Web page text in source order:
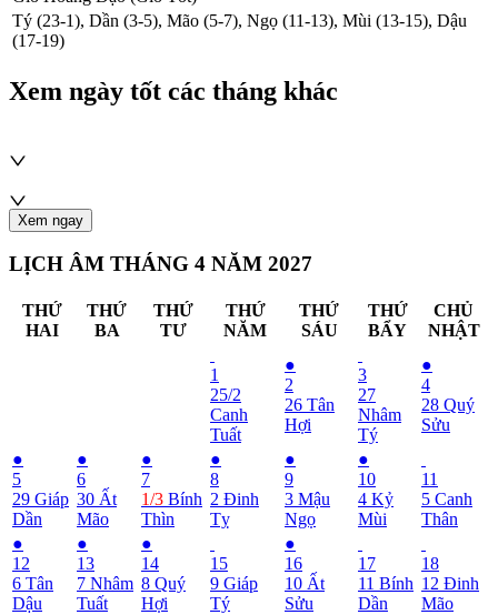
Tý (23-1), Dần (3-5), Mão (5-7), Ngọ (11-13), Mùi (13-15), Dậu
(17-19)
Xem ngày tốt các tháng khác
Xem ngay
LỊCH ÂM THÁNG 4 NĂM 2027
THỨ
HAI
THỨ
BA
THỨ
TƯ
THỨ
NĂM
THỨ
SÁU
THỨ
BẨY
CHỦ
NHẬT
1
25/2
Canh
Tuất
●
2
26 Tân
Hợi
3
27
Nhâm
Tý
●
4
28 Quý
Sửu
●
5
29 Giáp
Dần
●
6
30 Ất
Mão
●
7
1/3 Bính
Thìn
●
8
2 Đinh
Tỵ
●
9
3 Mậu
Ngọ
●
10
4 Kỷ
Mùi
11
5 Canh
Thân
●
12
6 Tân
Dậu
●
13
7 Nhâm
Tuất
●
14
8 Quý
Hợi
15
9 Giáp
Tý
●
16
10 Ất
Sửu
17
11 Bính
Dần
18
12 Đinh
Mão